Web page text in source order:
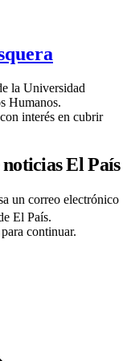
la Universidad
Humanos.
interés en cubrir
El País
un correo electrónico
El País.
continuar.